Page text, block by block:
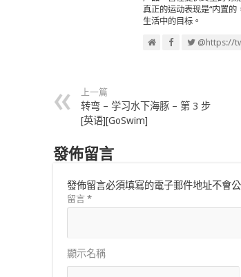
真正的运动表现是“内置
生活中的目标。
@https://
上一篇
转弯 – 学习水下海豚 – 第 3 步
[英语][GoSwim]
發佈留言
發佈留言必須填寫的電子郵件地址不會公
留言 *
顯示名稱